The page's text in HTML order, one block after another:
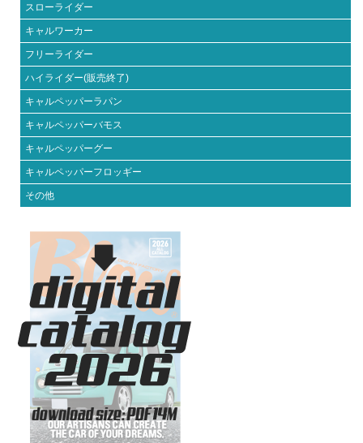
スローライダー
キャルワーカー
フリーライダー
ハイライダー(販売終了)
キャルペッパーラパン
キャルペッパーバモス
キャルペッパーグー
キャルペッパーフロッギー
その他